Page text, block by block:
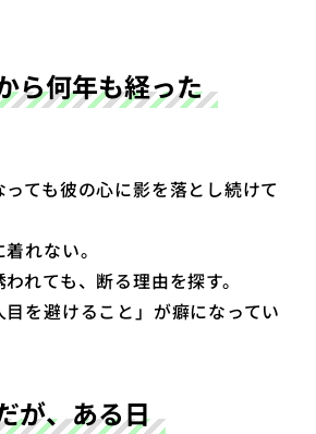
ら何年も経った
ても彼の心に影を落とし続けて
れない。
れても、断る理由を探す。
を避けること」が癖になってい
が、ある日